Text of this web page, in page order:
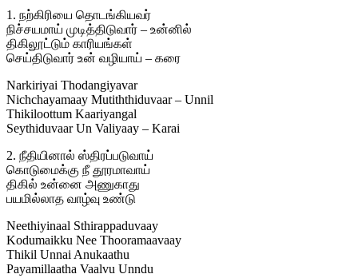
1. நற்கிரியை தொடங்கியவர்
நிச்சயமாய் முடித்திடுவார் – உன்னில்
திகிலூட்டும் காரியங்கள்
செய்திடுவார் உன் வழியாய் – கரை
Narkiriyai Thodangiyavar
Nichchayamaay Mutiththiduvaar – Unnil
Thikiloottum Kaariyangal
Seythiduvaar Un Valiyaay – Karai
2. நீதியினால் ஸ்திரப்படுவாய்
கொடுமைக்கு நீ தூரமாவாய்
திகில் உன்னை அணுகாது
பயமில்லாத வாழ்வு உண்டு
Neethiyinaal Sthirappaduvaay
Kodumaikku Nee Thooramaavaay
Thikil Unnai Anukaathu
Payamillaatha Vaalvu Unndu